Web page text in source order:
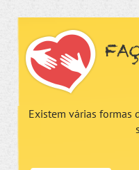
Existem várias formas